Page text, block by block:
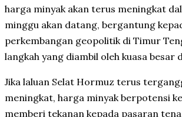
harga minyak akan terus meningkat
minggu akan datang, bergantung
perkembangan geopolitik di Timur
langkah yang diambil oleh kuasa besar
Jika laluan Selat Hormuz terus
meningkat, harga minyak berpotensi
memberi tekanan kepada pasaran